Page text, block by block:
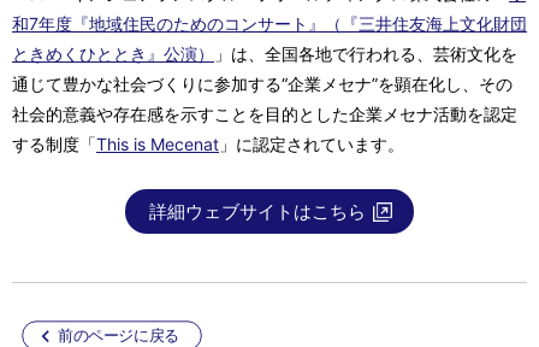
和7年度『地域住民のためのコンサート』（『三井住友海上文化財団
ときめくひととき』公演）
」は、全国各地で行われる、芸術文化を
通じて豊かな社会づくりに参加する“企業メセナ”を顕在化し、その
社会的意義や存在感を示すことを目的とした企業メセナ活動を認定
する制度「This is Mecenat 」に認定されています。
詳細ウェブサイトはこちら
前のページに戻る